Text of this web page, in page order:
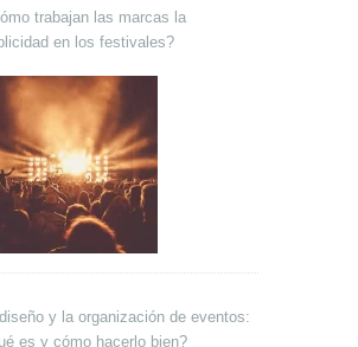
trabajan las marcas la
en los festivales?
y la organización de eventos:
es y cómo hacerlo bien?